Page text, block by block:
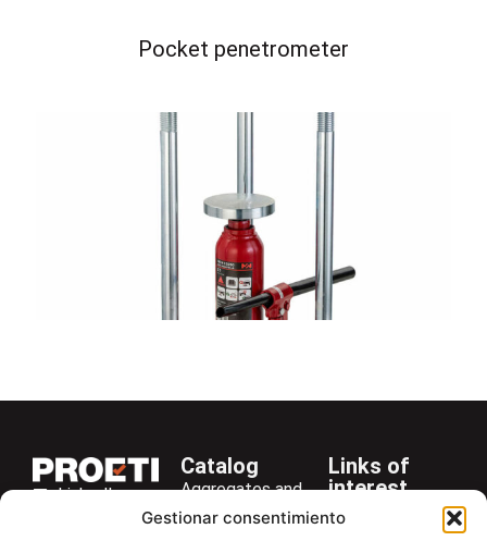
Gestionar consentimiento
Pocket penetrometer
LinkedIn
+34 916 28
Catalog
Aggregates and
Rocks
Links of
interest
Company